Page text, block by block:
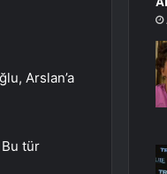
Arslan’a
Bu tür